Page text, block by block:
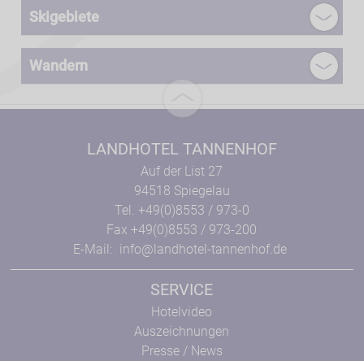
Skigebiete
Wandern
LANDHOTEL TANNENHOF
Auf der List 27
94518 Spiegelau
Tel. +49(0)8553 / 973-0
Fax +49(0)8553 / 973-200
E-Mail: info@landhotel-tannenhof.de
SERVICE
Hotelvideo
Auszeichnungen
Presse / News